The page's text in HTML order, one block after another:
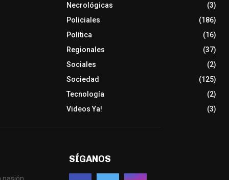
Necrológicas
(3)
Policiales
(186)
Política
(16)
Regionales
(37)
Sociales
(2)
Sociedad
(125)
Tecnología
(2)
Videos Ya!
(3)
SÍGANOS